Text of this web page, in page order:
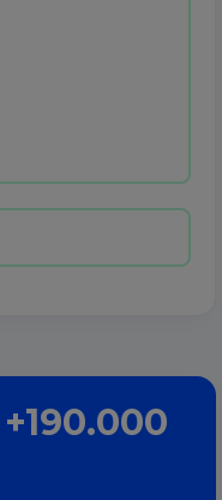
+190.000